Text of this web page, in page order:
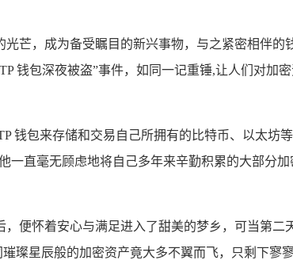
芒，成为备受瞩目的新兴事物，与之紧密相伴的
钱包深夜被盗”事件，如同一记重锤,让人们对加
钱包来存储和交易自己所拥有的比特币、以太坊
直毫无顾虑地将自己多年来辛勤积累的大部分
便怀着安心与满足进入了甜美的梦乡，可当第二
璨星辰般的加密资产竟大多不翼而飞，只剩下寥